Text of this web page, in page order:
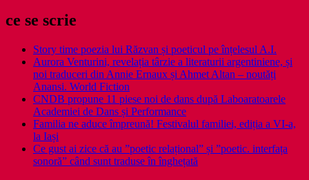
ce se scrie
Story time poezia lui Răzvan și poeticul pe înțelesul A.I.
Aurora Venturini, revelația târzie a literaturii argentiniene, și
noi traduceri din Annie Ernaux și Ahmet Altan – noutăți
Anansi. World Fiction
CNDB propune 11 piese noi de dans după Laboaratoarele
Academiei de Dans și Performance
Familia ne aduce împreună! Festivalul familiei, ediția a VI-a,
la Iași
Ce gust ai zice că au ”poetic relațional” și ”poetic. interfața
sonoră” când sunt traduse în înghețată